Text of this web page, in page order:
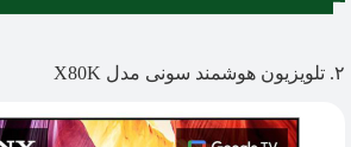
۲. تلویزیون هوشمند سونی مدل X80K